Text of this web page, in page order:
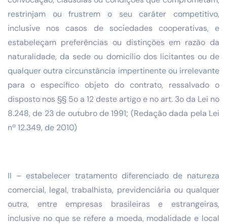
restrinjam ou frustrem o seu caráter competitivo,
inclusive nos casos de sociedades cooperativas, e
estabeleçam preferências ou distinções em razão da
naturalidade, da sede ou domicílio dos licitantes ou de
qualquer outra circunstância impertinente ou irrelevante
para o específico objeto do contrato, ressalvado o
disposto nos §§ 5o a 12 deste artigo e no art. 3o da Lei no
8.248, de 23 de outubro de 1991; (Redação dada pela Lei
nº 12.349, de 2010)
II – estabelecer tratamento diferenciado de natureza
comercial, legal, trabalhista, previdenciária ou qualquer
outra, entre empresas brasileiras e estrangeiras,
inclusive no que se refere a moeda, modalidade e local